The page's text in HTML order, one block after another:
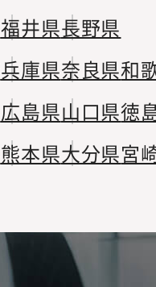
福井県長野県
兵庫県奈良県和
広島県山口県徳
熊本県大分県宮